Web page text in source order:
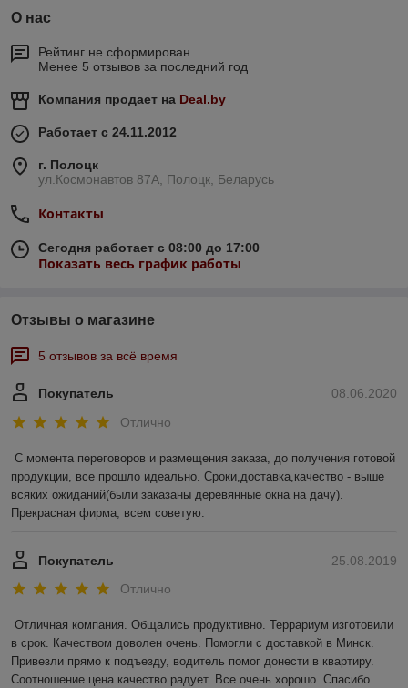
О нас
Рейтинг не сформирован
Менее 5 отзывов за последний год
Компания продает на Deal.by
Работает с 24.11.2012
г. Полоцк
ул.Космонавтов 87А, Полоцк, Беларусь
Контакты
Сегодня работает с 08:00 до 17:00
Показать весь график работы
Отзывы о магазине
5 отзывов за всё время
08.06.2020
Покупатель
Отлично
С момента переговоров и размещения заказа, до получения готовой
продукции, все прошло идеально. Сроки,доставка,качество - выше
всяких ожиданий(были заказаны деревянные окна на дачу).
Прекрасная фирма, всем советую.
25.08.2019
Покупатель
Отлично
Отличная компания. Общались продуктивно. Террариум изготовили
в срок. Качеством доволен очень. Помогли с доставкой в Минск.
Привезли прямо к подъезду, водитель помог донести в квартиру.
Соотношение цена качество радует. Все очень хорошо. Спасибо